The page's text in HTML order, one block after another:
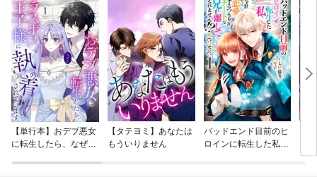
【単行本】おデブ悪女
に転生したら、なぜか
【タテヨミ】あなたは
もういりません
バッドエンド目前のヒ
ロインに転生した私、